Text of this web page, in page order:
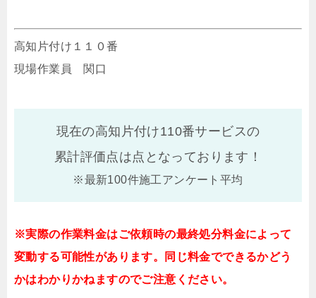
高知片付け１１０番
現場作業員 関口
現在の高知片付け110番サービスの
累計評価点は点となっております！
※最新100件施工アンケート平均
※実際の作業料金はご依頼時の最終処分料金によって
変動する可能性があります。同じ料金でできるかどう
かはわかりかねますのでご注意ください。